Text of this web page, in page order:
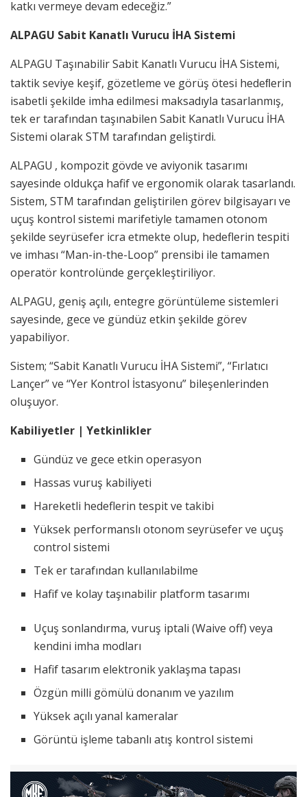
katkı vermeye devam edeceğiz.”
ALPAGU Sabit Kanatlı Vurucu İHA Sistemi
ALPAGU Taşınabilir Sabit Kanatlı Vurucu İHA Sistemi,
taktik seviye keşif, gözetleme ve görüş ötesi hedeﬂerin
isabetli şekilde imha edilmesi maksadıyla tasarlanmış,
tek er tarafından taşınabilen Sabit Kanatlı Vurucu İHA
Sistemi olarak STM tarafından geliştirdi.
ALPAGU , kompozit gövde ve aviyonik tasarımı
sayesinde oldukça hafif ve ergonomik olarak tasarlandı.
Sistem, STM tarafından geliştirilen görev bilgisayarı ve
uçuş kontrol sistemi marifetiyle tamamen otonom
şekilde seyrüsefer icra etmekte olup, hedeflerin tespiti
ve imhası “Man-in-the-Loop” prensibi ile tamamen
operatör kontrolünde gerçekleştiriliyor.
ALPAGU, geniş açılı, entegre görüntüleme sistemleri
sayesinde, gece ve gündüz etkin şekilde görev
yapabiliyor.
Sistem; “Sabit Kanatlı Vurucu İHA Sistemi”, “Fırlatıcı
Lançer” ve “Yer Kontrol İstasyonu” bileşenlerinden
oluşuyor.
Kabiliyetler | Yetkinlikler
Gündüz ve gece etkin operasyon
Hassas vuruş kabiliyeti
Hareketli hedeflerin tespit ve takibi
Yüksek performanslı otonom seyrüsefer ve uçuş
control sistemi
Tek er tarafından kullanılabilme
Hafif ve kolay taşınabilir platform tasarımı
Uçuş sonlandırma, vuruş iptali (Waive off) veya
kendini imha modları
Hafif tasarım elektronik yaklaşma tapası
Özgün milli gömülü donanım ve yazılım
Yüksek açılı yanal kameralar
Görüntü işleme tabanlı atış kontrol sistemi